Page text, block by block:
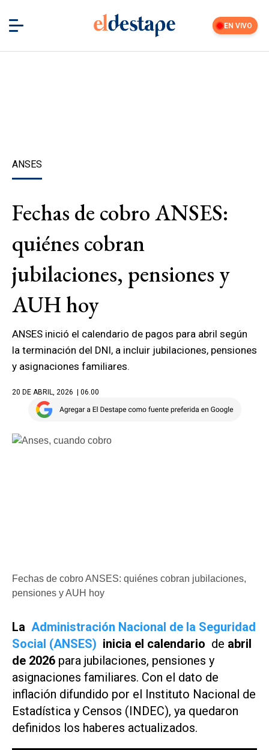
EN VIVO
ANSES
Fechas de cobro ANSES:
quiénes cobran
jubilaciones, pensiones y
AUH hoy
ANSES inició el calendario de pagos para abril según
la terminación del DNI, a incluir jubilaciones, pensiones
y asignaciones familiares.
20 DE ABRIL, 2026 | 06.00
Fechas de cobro ANSES: quiénes cobran jubilaciones,
pensiones y AUH hoy
La Administración Nacional de la Seguridad
Social (ANSES) inicia el calendario de abril
de 2026 para jubilaciones, pensiones y
asignaciones familiares. Con el dato de
inflación difundido por el Instituto Nacional de
Estadística y Censos (INDEC), ya quedaron
definidos los haberes actualizados.